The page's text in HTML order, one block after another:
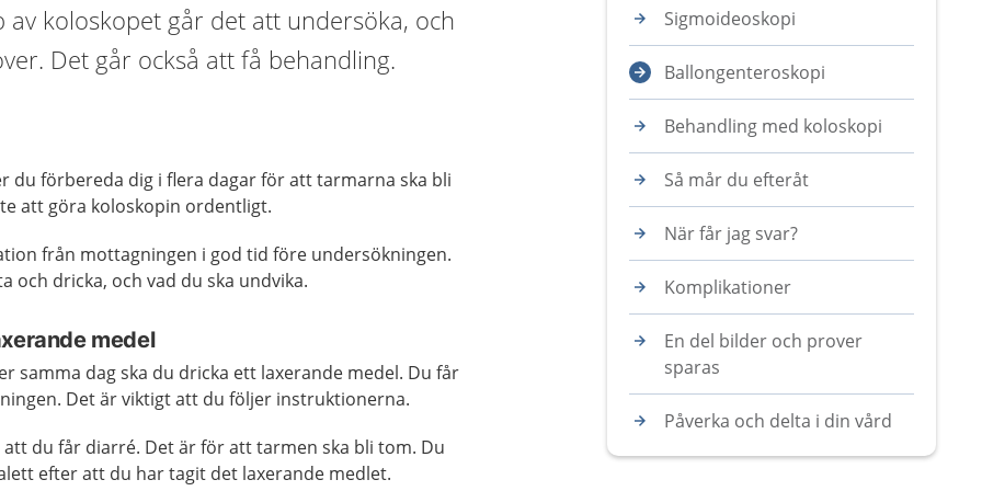
av koloskopet går det att undersöka, och
Det går också att få behandling.
du förbereda dig i flera dagar för att tarmarna ska bli
att göra koloskopin ordentligt.
från mottagningen i god tid före undersökningen.
och dricka, och vad du ska undvika.
medel
samma dag ska du dricka ett laxerande medel. Du får
Det är viktigt att du följer instruktionerna.
du får diarré. Det är för att tarmen ska bli tom. Du
efter att du har tagit det laxerande medlet.
Sigmoideoskopi
Ballongenteroskopi
Behandling med koloskopi
Så mår du efteråt
När får jag svar?
Komplikationer
En del bilder och prover
sparas
Påverka och delta i din vård